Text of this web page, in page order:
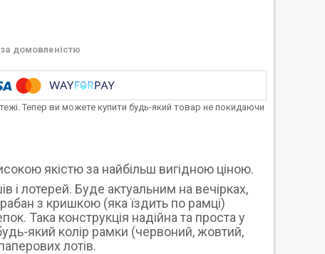
за домовленістю
Тепер ви можете купити будь-який товар не покидаючи
якістю за найбільш вигідною ціною.
і лотерей. Буде актуальним на вечірках,
з кришкою (яка їздить по рамці)
Така конструкція надійна та проста у
який колір рамки (червоний, жовтий,
лотів.